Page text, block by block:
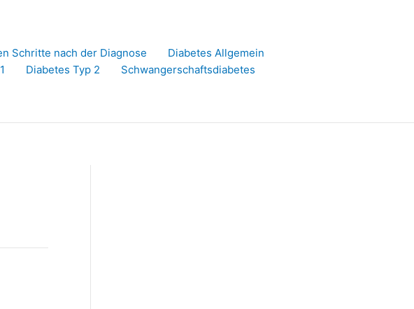
Schritte nach der Diagnose
Diabetes Allgemein
Diabetes Typ 2 Schwangerschaftsdiabetes